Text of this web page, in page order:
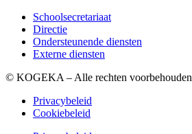
Schoolsecretariaat
Directie
Ondersteunende diensten
Externe diensten
© KOGEKA – Alle rechten voorbehouden
Privacybeleid
Cookiebeleid